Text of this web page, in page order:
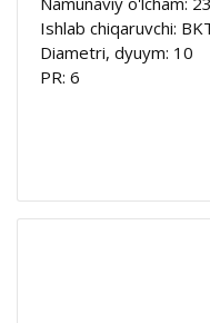
Ishlab chiqaruvchi:
Diametri, dyuym: 10
PR: 6